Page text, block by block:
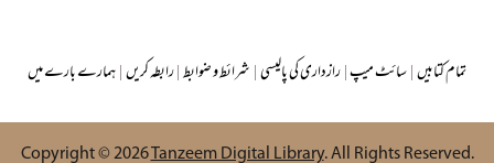
ہمارے بارے میں|رابطہ کریں|شرائط و ضوابط|رازداری کی پالیسی|سائٹ میپ|تمام کتابیں
Copyright © 2026Tanzeem Digital Library. All Rights Reserved.